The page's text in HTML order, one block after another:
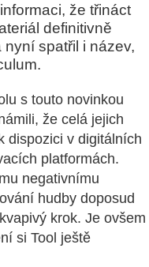
že třináct
definitivně
spatřil i název,
s touto novinkou
že celá jejich
dispozici v digitálních
platformách.
negativnímu
hudby doposud
krok. Je ovšem
si Tool ještě